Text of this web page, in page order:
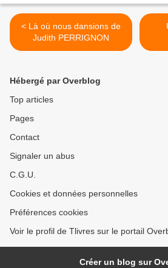
< Là où nous dansions de
Judith PERRIGNON
Hébergé par Overblog
Top articles
Pages
Contact
Signaler un abus
C.G.U.
Cookies et données personnelles
Préférences cookies
Voir le profil de Tlivres sur le portail
Créer un blog sur